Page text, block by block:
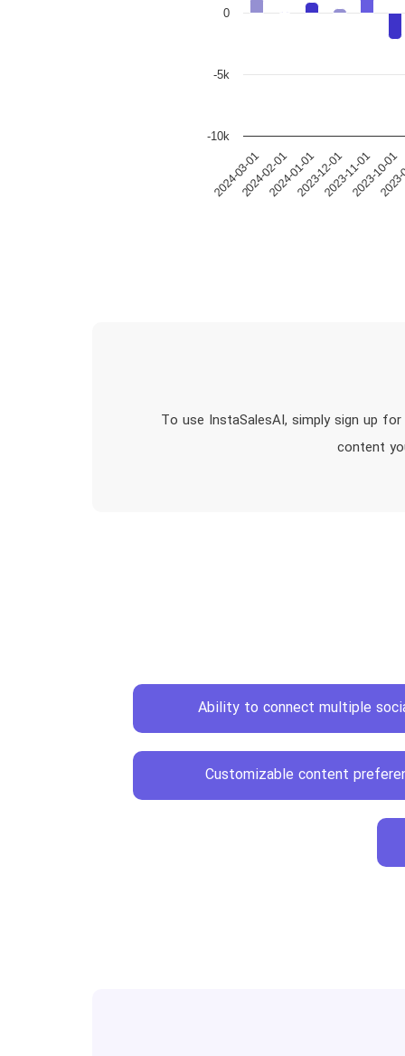
2024-03-012024-02-012024-01-012023-12-012023-11-012023-10-01
-10k
-5k
0
To use InstaSalesAI, simply sign up
content
Ability to connect multiple
Customizable content